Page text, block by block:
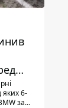
яких 6-
за